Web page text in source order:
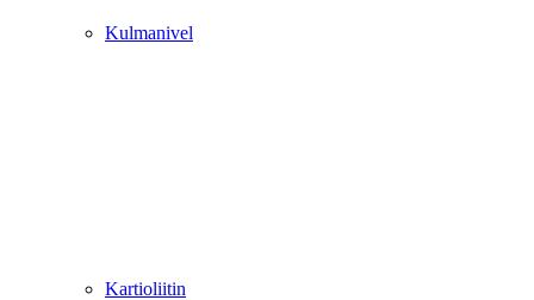
Kulmanivel
Kartioliitin